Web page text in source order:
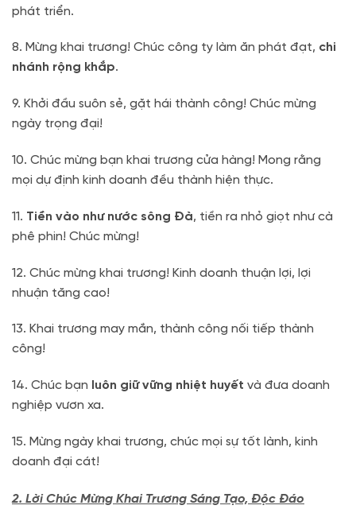
phát triển.
8. Mừng khai trương! Chúc công ty làm ăn phát đạt, chi
nhánh rộng khắp.
9. Khởi đầu suôn sẻ, gặt hái thành công! Chúc mừng
ngày trọng đại!
10. Chúc mừng bạn khai trương cửa hàng! Mong rằng
mọi dự định kinh doanh đều thành hiện thực.
11. Tiền vào như nước sông Đà, tiền ra nhỏ giọt như cà
phê phin! Chúc mừng!
12. Chúc mừng khai trương! Kinh doanh thuận lợi, lợi
nhuận tăng cao!
13. Khai trương may mắn, thành công nối tiếp thành
công!
14. Chúc bạn luôn giữ vững nhiệt huyết và đưa doanh
nghiệp vươn xa.
15. Mừng ngày khai trương, chúc mọi sự tốt lành, kinh
doanh đại cát!
2. Lời Chúc Mừng Khai Trương Sáng Tạo, Độc Đáo